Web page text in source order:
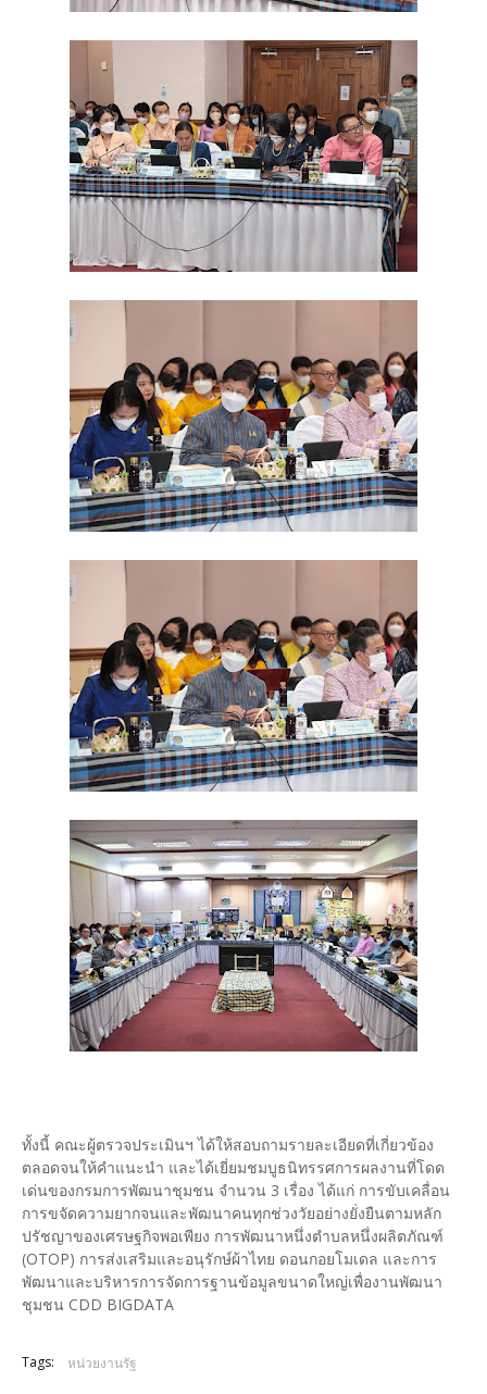
ทั้งนี้ คณะผู้ตรวจประเมินฯ ได้ให้สอบถามรายละเอียดที่เกี่ยวข้อง
ตลอดจนให้คำแนะนำ และได้เยี่ยมชมบูธนิทรรศการผลงานที่โดด
เด่นของกรมการพัฒนาชุมชน จำนวน 3 เรื่อง ได้แก่ การขับเคลื่อน
การขจัดความยากจนและพัฒนาคนทุกช่วงวัยอย่างยั่งยืนตามหลัก
ปรัชญาของเศรษฐกิจพอเพียง การพัฒนาหนึ่งตำบลหนึ่งผลิตภัณฑ์
(OTOP) การส่งเสริมและอนุรักษ์ผ้าไทย ดอนกอยโมเดล และการ
พัฒนาและบริหารการจัดการฐานข้อมูลขนาดใหญ่เพื่องานพัฒนา
ชุมชน CDD BIGDATA
Tags: หน่วยงานรัฐ